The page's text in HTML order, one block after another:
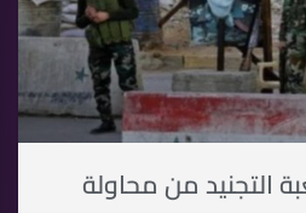
التجنيد من محاولة